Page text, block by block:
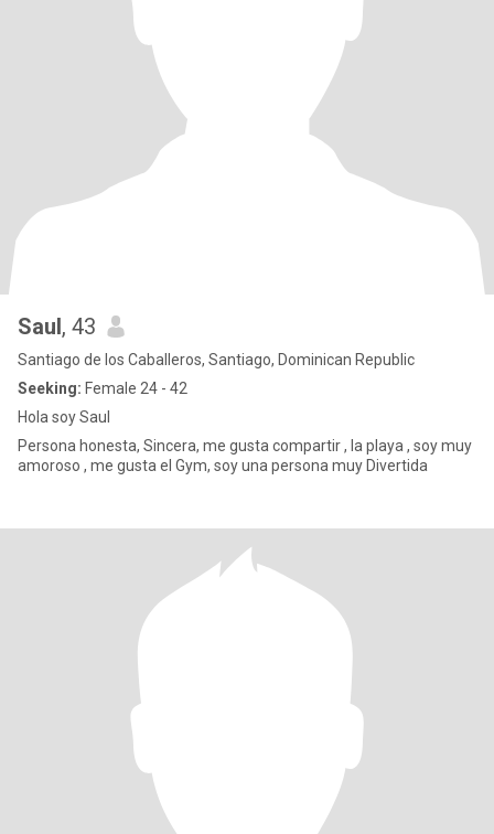
Saul, 43
Santiago de los Caballeros, Santiago, Dominican Republic
Seeking: Female 24 - 42
Hola soy Saul
Persona honesta, Sincera, me gusta compartir , la playa , soy muy
amoroso , me gusta el Gym, soy una persona muy Divertida